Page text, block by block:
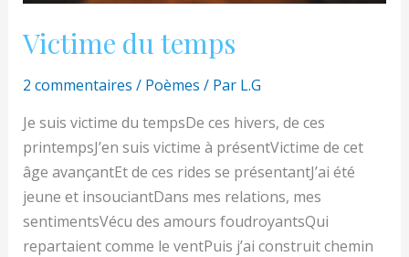
Victime du temps
2 commentaires / Poèmes / Par L.G
Je suis victime du tempsDe ces hivers, de ces
printempsJ’en suis victime à présentVictime de cet
âge avançantEt de ces rides se présentantJ’ai été
jeune et insouciantDans mes relations, mes
sentimentsVécu des amours foudroyantsQui
repartaient comme le ventPuis j’ai construit chemin